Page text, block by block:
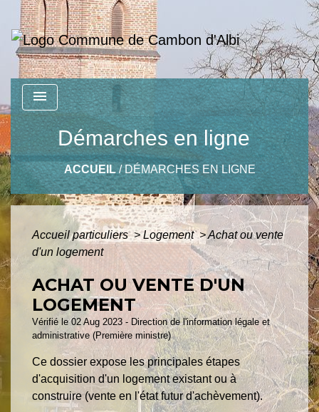
menu
Démarches en ligne
ACCUEIL/DÉMARCHES EN LIGNE
Accueil particuliers> Logement>Achat ou vente
d'un logement
ACHAT OU VENTE D'UN
LOGEMENT
Vérifié le 02 Aug 2023 - Direction de l'information légale et
administrative (Première ministre)
Ce dossier expose les principales étapes
d'acquisition d'un logement existant ou à
construire (vente en l'état futur d'achèvement).